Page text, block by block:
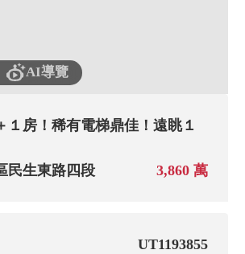
AI導覽
１房！稀有電梯鼎佳！遠眺１
民生東路四段
3,860 萬
UT1193855